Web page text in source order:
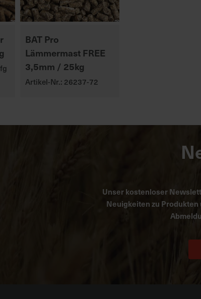
BAT Pro
Lämmermast FREE
3,5mm / 25kg
Artikel-Nr.: 26237-72
Unser kostenloser
Neuigkeiten zu